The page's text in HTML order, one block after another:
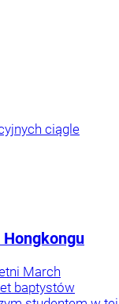
ciągle
March
baptystów